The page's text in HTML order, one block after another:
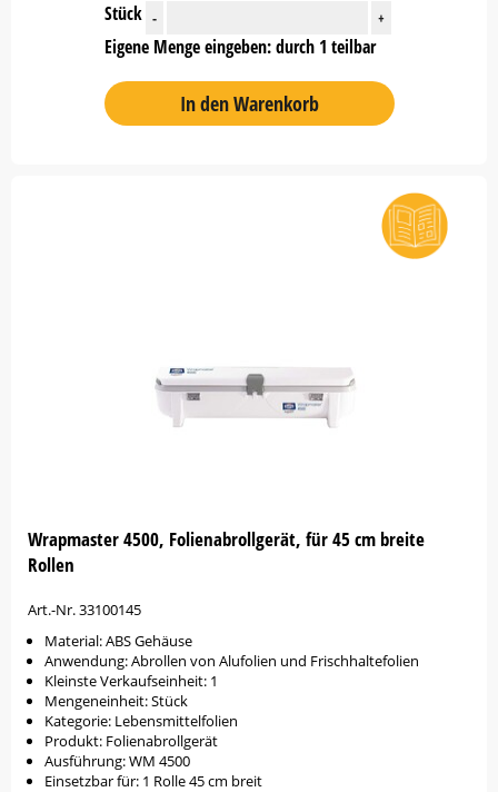
Stück - +
Eigene Menge eingeben: durch 1 teilbar
In den Warenkorb
Wrapmaster 4500, Folienabrollgerät, für 45 cm breite
Rollen
Art.-Nr. 33100145
Material: ABS Gehäuse
Anwendung: Abrollen von Alufolien und Frischhaltefolien
Kleinste Verkaufseinheit: 1
Mengeneinheit: Stück
Kategorie: Lebensmittelfolien
Produkt: Folienabrollgerät
Ausführung: WM 4500
Einsetzbar für: 1 Rolle 45 cm breit